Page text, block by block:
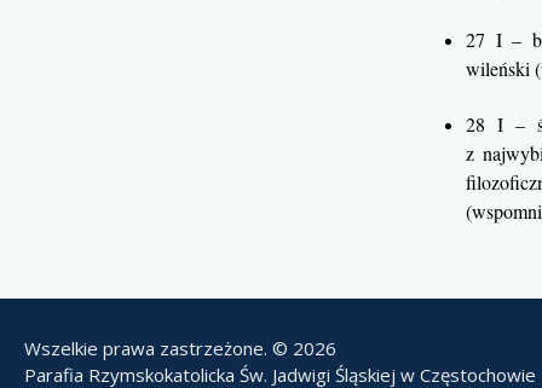
27 I –
wileński
28 I –
z
Wszelkie prawa zastrzeżone. © 2026
Parafia Rzymskokatolicka Św. Jadwigi Śląskiej w Częstochowie